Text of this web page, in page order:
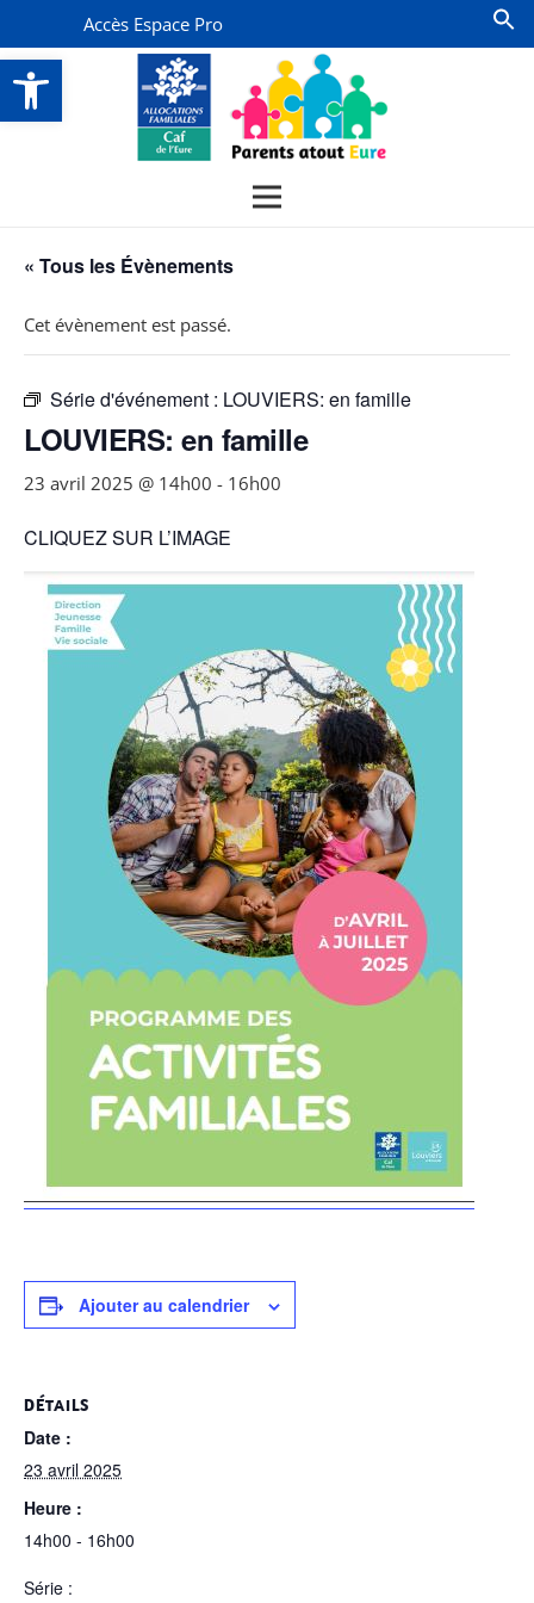
Ouvrir la barre d’outils
Accès Espace Pro
« Tous les Évènements
Cet évènement est passé.
Série d'événement : LOUVIERS: en famille
LOUVIERS: en famille
23 avril 2025 @ 14h00 - 16h00
CLIQUEZ SUR L’IMAGE
Ajouter au calendrier
DÉTAILS
Date :
23 avril 2025
Heure :
14h00 - 16h00
Série :